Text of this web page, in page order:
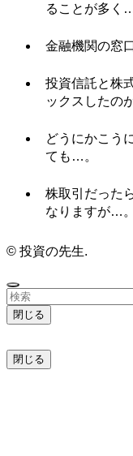
ることが多く…
金融機関の窓
投資信託と株
ックスしたの
どうにかこう
ても…。
株取引だった
なりますが…。
© 投資の先生.
閉じる
閉じる